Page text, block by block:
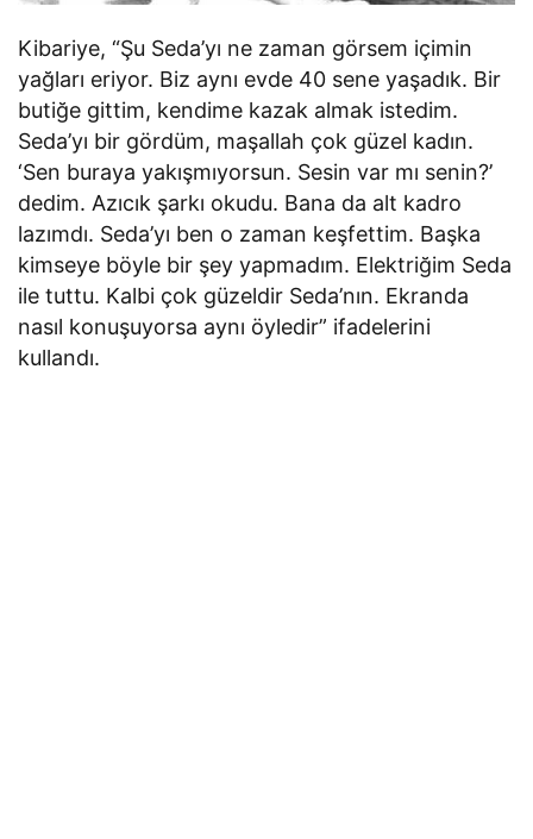
Kibariye, “Şu Seda’yı ne zaman görsem içimin
yağları eriyor. Biz aynı evde 40 sene yaşadık. Bir
butiğe gittim, kendime kazak almak istedim.
Seda’yı bir gördüm, maşallah çok güzel kadın.
‘Sen buraya yakışmıyorsun. Sesin var mı senin?’
dedim. Azıcık şarkı okudu. Bana da alt kadro
lazımdı. Seda’yı ben o zaman keşfettim. Başka
kimseye böyle bir şey yapmadım. Elektriğim Seda
ile tuttu. Kalbi çok güzeldir Seda’nın. Ekranda
nasıl konuşuyorsa aynı öyledir” ifadelerini
kullandı.